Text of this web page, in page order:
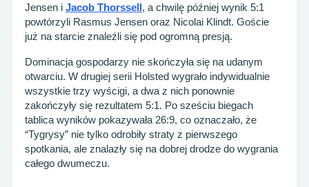
Jensen i Jacob Thorssell, a chwilę później wynik 5:1
powtórzyli Rasmus Jensen oraz Nicolai Klindt. Goście
już na starcie znaleźli się pod ogromną presją.
Dominacja gospodarzy nie skończyła się na udanym
otwarciu. W drugiej serii Holsted wygrało indywidualnie
wszystkie trzy wyścigi, a dwa z nich ponownie
zakończyły się rezultatem 5:1. Po sześciu biegach
tablica wyników pokazywała 26:9, co oznaczało, że
“Tygrysy” nie tylko odrobiły straty z pierwszego
spotkania, ale znalazły się na dobrej drodze do wygrania
całego dwumeczu.